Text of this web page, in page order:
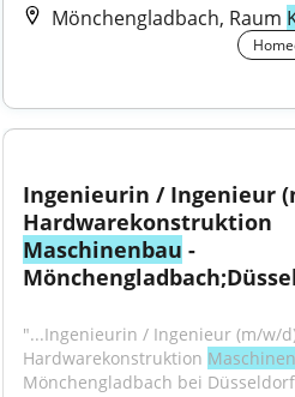
Mönchengladbach, Raum
Ingenieurin / Ingenieur
Maschinenbau -
"...Ingenieurin / Ingenieur (m/w/
Hardwarekonstruktion
Mönchengladbach bei